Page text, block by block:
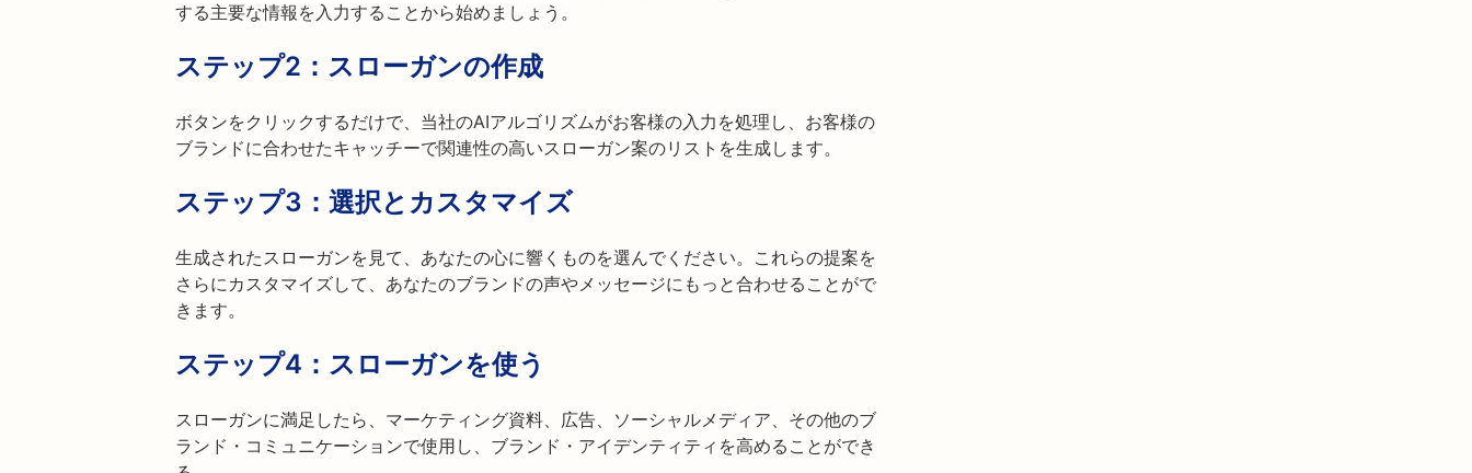
する主要な情報を入力することから始めましょう。
ステップ2：スローガンの作成
ボタンをクリックするだけで、当社のAIアルゴリズムがお客様の入力を処理し、お客様の
ブランドに合わせたキャッチーで関連性の高いスローガン案のリストを生成します。
ステップ3：選択とカスタマイズ
生成されたスローガンを見て、あなたの心に響くものを選んでください。これらの提案を
さらにカスタマイズして、あなたのブランドの声やメッセージにもっと合わせることがで
きます。
ステップ4：スローガンを使う
スローガンに満足したら、マーケティング資料、広告、ソーシャルメディア、その他のブ
ランド・コミュニケーションで使用し、ブランド・アイデンティティを高めることができ